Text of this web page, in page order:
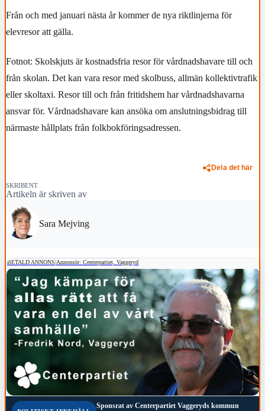
Från och med januari nästa år kommer de nya riktlinjerna för
elevresor att gälla.
Fotnot: Skolskjuts är kostnadsfria resor för vårdnadshavare till och
från skolan. Det kan vara resor med skolbuss, allmän kollektivtrafik
eller skoltaxi. Resor till och från fritidshem har vårdnadshavarna
ansvar för. Vårdnadshavare kan ansöka om anslutningsbidrag till
närmaste hållplats från folkbokföringsadressen.
Dela det här
SKRIBENT
Artikeln är skriven av
Sara Mejving
BETALD ANNONS Annonsör: Centerpartiet, Vaggeryd
Sponsrat av Centerpartiet Vaggeryds kommun